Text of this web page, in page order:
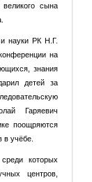
сына
науки РК Н.Г.
на
знания
детей за
Гаряевич
поощряются
в учёбе.
которых
центров,